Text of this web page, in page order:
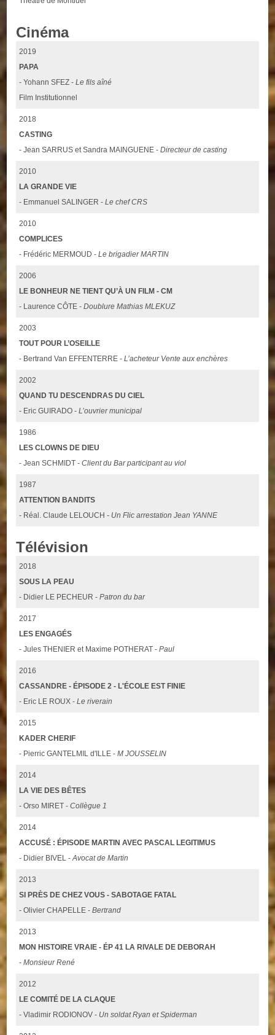
Cinéma
2019
PAPA
- Yohann SFEZ -Le fils aîné
Film Institutionnel
2018
CASTING
- Jean SARRUS et Sandra MAINGUENE -Directeur de casting
2010
LA GRANDE VIE
- Emmanuel SALINGER -Le chef CRS
2010
COMPLICES
- Frédéric MERMOUD -Le brigadier MARTIN
2006
LE BONHEUR NE TIENT QU’À UN FILM - CM
- Laurence CÔTE -Doublure Mathias MLEKUZ
2003
TOUT POUR L’OSEILLE
- Bertrand Van EFFENTERRE -L’acheteur Vente aux enchères
2002
QUAND TU DESCENDRAS DU CIEL
- Eric GUIRADO -L’ouvrier municipal
1986
LES CLOWNS DE DIEU
- Jean SCHMIDT -Client du Bar participant au viol
1987
ATTENTION BANDITS
- Réal. Claude LELOUCH - Un Flic arrestation Jean YANNE
Télévision
2018
SOUS LA PEAU
- Didier LE PECHEUR -Patron du bar
2017
LES ENGAGÉS
- Jules THENIER et Maxime POTHERAT -Paul
2016
CASSANDRE - ÉPISODE 2 - L'ÉCOLE EST FINIE
- Eric LE ROUX -Le riverain
2015
KADER CHERIF
- Pierric GANTELMIL d'ILLE -M JOUSSELIN
2014
LA VIE DES BÊTES
- Orso MIRET -Collègue 1
2014
ACCUSÉ : ÉPISODE MARTIN AVEC PASCAL LEGITIMUS
- Didier BIVEL -Avocat de Martin
2013
SI PRÈS DE CHEZ VOUS - SABOTAGE FATAL
- Olivier CHAPELLE -Bertrand
2013
MON HISTOIRE VRAIE - ÉP 41 LA RIVALE DE DEBORAH
-Monsieur René
2012
LE COMITÉ DE LA CLAQUE
- Vladimir RODIONOV - Un soldat Ryan et Spiderman